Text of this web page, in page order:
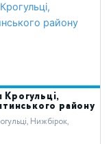
Крогульці,
району
Нижбірок,